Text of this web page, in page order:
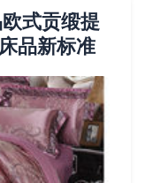
式贡缎提
品新标准